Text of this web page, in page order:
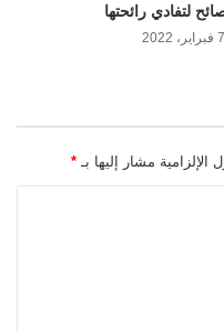
لتفادي رائحتها
7 فبراير، 2022
الإلزامية مشار إليها بـ *